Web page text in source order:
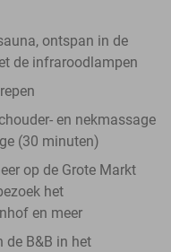
ontspan in de
de infraroodlampen
en nekmassage
(30 minuten)
op de Grote Markt
het
en meer
de B&B in het